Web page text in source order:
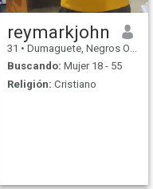
reymarkjohn
31 • Dumaguete, Negros Oriental, Filipinas
Buscando: Mujer 18 - 55
Religión: Cristiano